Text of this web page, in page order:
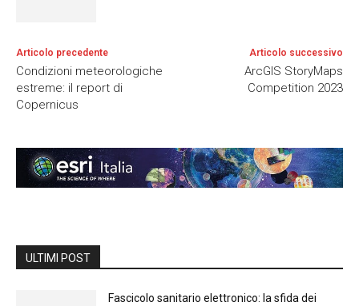
Articolo precedente
Condizioni meteorologiche
estreme: il report di
Copernicus
Articolo successivo
ArcGIS StoryMaps
Competition 2023
ULTIMI POST
Fascicolo sanitario elettronico: la sfida dei